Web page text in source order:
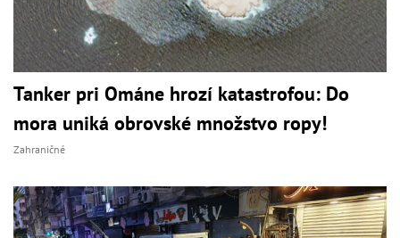
Tanker pri Ománe hrozí katastrofou: Do
mora uniká obrovské množstvo ropy!
Zahraničné